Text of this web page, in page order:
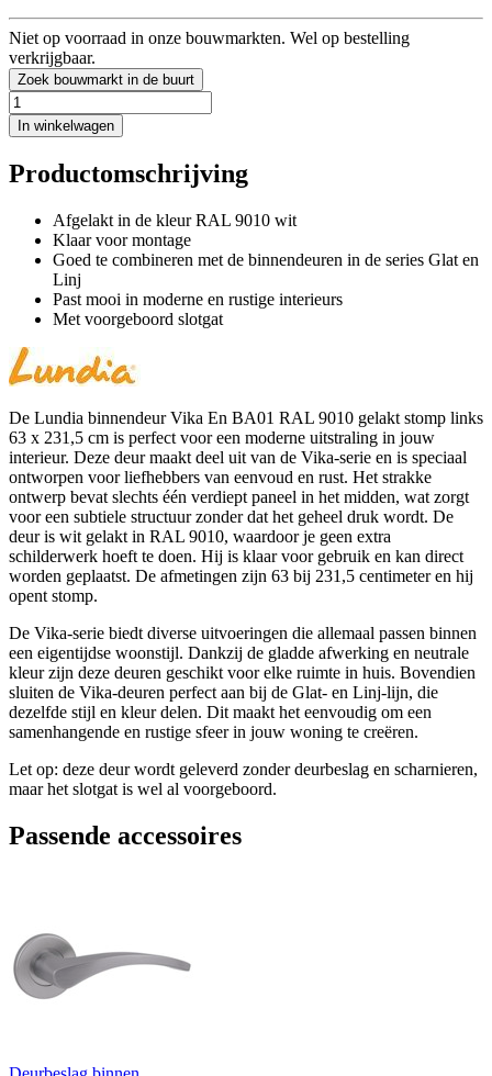
Niet op voorraad in onze bouwmarkten. Wel op bestelling
verkrijgbaar.
Zoek bouwmarkt in de buurt
In winkelwagen
Productomschrijving
Afgelakt in de kleur RAL 9010 wit
Klaar voor montage
Goed te combineren met de binnendeuren in de series Glat en
Linj
Past mooi in moderne en rustige interieurs
Met voorgeboord slotgat
De Lundia binnendeur Vika En BA01 RAL 9010 gelakt stomp links
63 x 231,5 cm is perfect voor een moderne uitstraling in jouw
interieur. Deze deur maakt deel uit van de Vika-serie en is speciaal
ontworpen voor liefhebbers van eenvoud en rust. Het strakke
ontwerp bevat slechts één verdiept paneel in het midden, wat zorgt
voor een subtiele structuur zonder dat het geheel druk wordt. De
deur is wit gelakt in RAL 9010, waardoor je geen extra
schilderwerk hoeft te doen. Hij is klaar voor gebruik en kan direct
worden geplaatst. De afmetingen zijn 63 bij 231,5 centimeter en hij
opent stomp.
De Vika-serie biedt diverse uitvoeringen die allemaal passen binnen
een eigentijdse woonstijl. Dankzij de gladde afwerking en neutrale
kleur zijn deze deuren geschikt voor elke ruimte in huis. Bovendien
sluiten de Vika-deuren perfect aan bij de Glat- en Linj-lijn, die
dezelfde stijl en kleur delen. Dit maakt het eenvoudig om een
samenhangende en rustige sfeer in jouw woning te creëren.
Let op: deze deur wordt geleverd zonder deurbeslag en scharnieren,
maar het slotgat is wel al voorgeboord.
Passende accessoires